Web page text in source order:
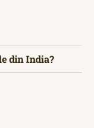
din India?